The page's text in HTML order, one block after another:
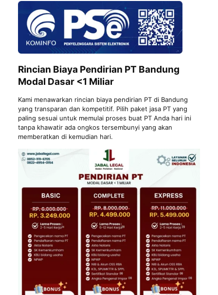
Rincian Biaya Pendirian PT Bandung
Modal Dasar <1 Miliar
Kami menawarkan rincian biaya pendirian PT di Bandung
yang transparan dan kompetitif. Pilih paket jasa PTyang
paling sesuai untuk memulai proses buat PT Anda hari ini
tanpa khawatir ada ongkos tersembunyi yang akan
memberatkan di kemudian hari.